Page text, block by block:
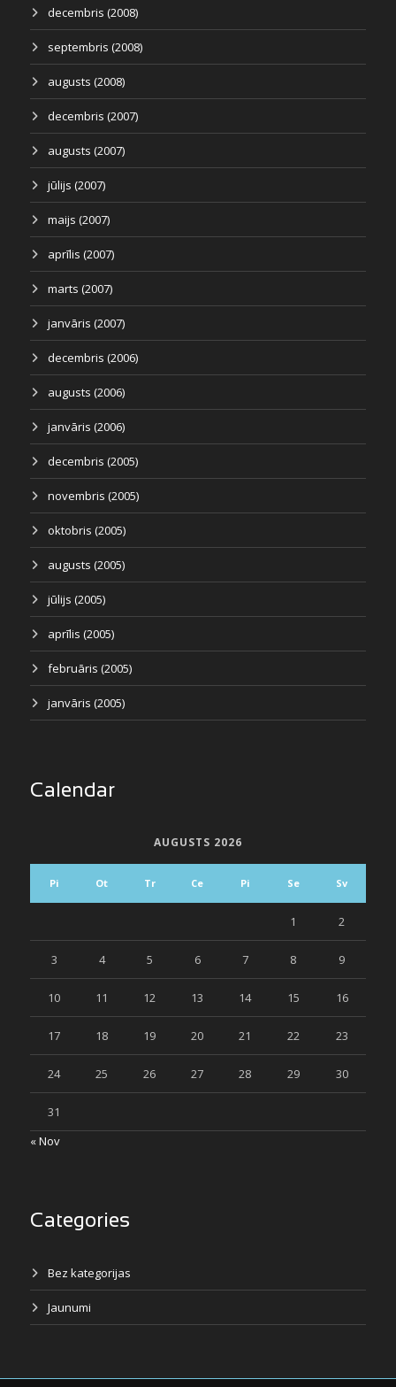
decembris (2008)
septembris (2008)
augusts (2008)
decembris (2007)
augusts (2007)
jūlijs (2007)
maijs (2007)
aprīlis (2007)
marts (2007)
janvāris (2007)
decembris (2006)
augusts (2006)
janvāris (2006)
decembris (2005)
novembris (2005)
oktobris (2005)
augusts (2005)
jūlijs (2005)
aprīlis (2005)
februāris (2005)
janvāris (2005)
Calendar
AUGUSTS 2026
Pi Ot Tr Ce Pi Se Sv
1 2
3 4 5 6 7 8 9
10 11 12 13 14 15 16
17 18 19 20 21 22 23
24 25 26 27 28 29 30
31
« Nov
Categories
Bez kategorijas
Jaunumi